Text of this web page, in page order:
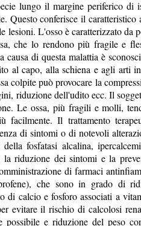
lungo il margine periferico di
Questo conferisce il caratteristico
lesioni. L'osso è caratterizzato da
che lo rendono più fragile e
causa di questa malattia è
al capo, alla schiena e agli arti
colpite può provocare la
riduzione dell'udito ecc. Il
Le ossa, più fragili e molli,
facilmente. Il trattamento
di sintomi o di notevoli
fosfatasi alcalina,
la riduzione dei sintomi e la
di farmaci
che sono in grado di
di calcio e fosforo associati a
evitare il rischio di calcolosi
possibile e riduzione del peso